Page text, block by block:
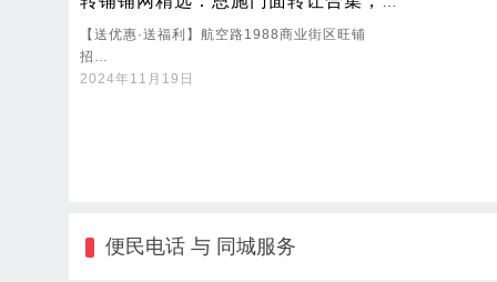
【送优惠·送福利】航空路1988商业街区旺铺
招…
2024年11月19日
便民电话 与 同城服务